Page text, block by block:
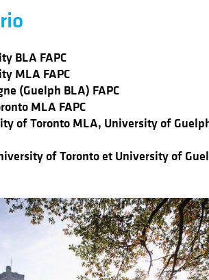
BLA FAPC
MLA FAPC
(Guelph BLA) FAPC
MLA FAPC
of Toronto MLA, University of
of Toronto et University of